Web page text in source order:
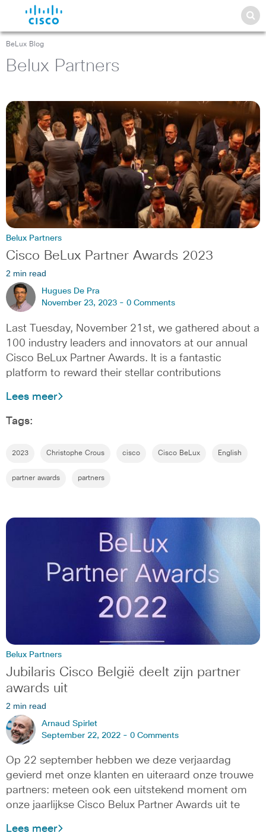
BeLux Blog
Belux Partners
Belux Partners
Cisco BeLux Partner Awards 2023
2 min read
Hugues De Pra
November 23, 2023 - 0 Comments
Last Tuesday, November 21st, we gathered about a
100 industry leaders and innovators at our annual
Cisco BeLux Partner Awards. It is a fantastic
platform to reward their stellar contributions
Lees meer
Tags:
2023 Christophe Crous cisco Cisco BeLux English
partner awards partners
Belux Partners
Jubilaris Cisco België deelt zijn partner
awards uit
2 min read
Arnaud Spirlet
September 22, 2022 - 0 Comments
Op 22 september hebben we deze verjaardag
gevierd met onze klanten en uiteraard onze trouwe
partners: meteen ook een uitstekend moment om
onze jaarlijkse Cisco Belux Partner Awards uit te
Lees meer